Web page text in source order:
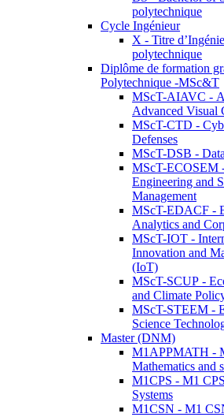
polytechnique
Cycle Ingénieur
X - Titre
polytechnique
Diplôme de formation
Polytechnique -MSc&T
MScT-AIAVC -
Advanced Visual
MScT-CTD -
Defenses
MScT-DSB -
MScT-ECOSEM
Engineering and
Management
MScT-EDACF -
Analytics and
MScT-IOT -
Innovation and
(IoT)
MScT-SCUP -
and Climate
MScT-STEEM -
Science
Master (DNM)
M1APPMATH -
Mathematics and
M1CPS - M1
Systems
M1CSN - M1